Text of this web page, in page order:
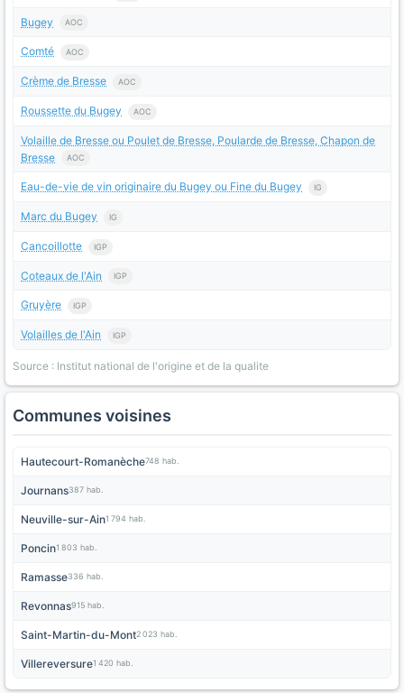
Bugey AOC
Comté AOC
Crème de Bresse AOC
Roussette du Bugey AOC
Volaille de Bresse ou Poulet de Bresse, Poularde de Bresse, Chapon de
Bresse
AOC
Eau-de-vie de vin originaire du Bugey ou Fine du Bugey IG
Marc du Bugey IG
Cancoillotte IGP
Coteaux de l'Ain IGP
Gruyère IGP
Volailles de l'Ain IGP
Source : Institut national de l'origine et de la qualite
Communes voisines
Hautecourt-Romanèche748 hab.
Journans387 hab.
Neuville-sur-Ain1 794 hab.
Poncin1 803 hab.
Ramasse336 hab.
Revonnas915 hab.
Saint-Martin-du-Mont2 023 hab.
Villereversure1 420 hab.